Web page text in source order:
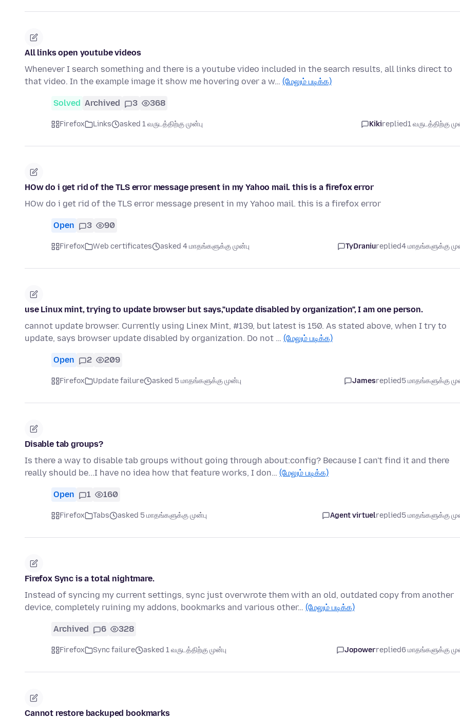
All links open youtube videos
Whenever I search something and there is a youtube video included in the search results, all links direct to
that video. In the example image it show me hovering over a w… (மேலும் படிக்க)
Solved Archived 3 368
Firefox Links asked 1 வருடத்திற்கு முன்பு Kikireplied1 வருடத்திற்கு
HOw do i get rid of the TLS error message present in my Yahoo mail. this is a firefox error
HOw do i get rid of the TLS error message present in my Yahoo mail. this is a firefox error
Open 3 90
Firefox Web certificates asked 4 மாதங்களுக்கு முன்பு TyDraniureplied4 மாதங்களுக்கு
use Linux mint, trying to update browser but says,"update disabled by organization", I am one person.
cannot update browser. Currently using Linex Mint, #139, but latest is 150. As stated above, when I try to
update, says browser update disabled by organization. Do not … (மேலும் படிக்க)
Open 2 209
Firefox Update failure asked 5 மாதங்களுக்கு முன்பு Jamesreplied5 மாதங்களுக்கு
Disable tab groups?
Is there a way to disable tab groups without going through about:config? Because I can't find it and there
really should be...I have no idea how that feature works, I don… (மேலும் படிக்க)
Open 1 160
Firefox Tabs asked 5 மாதங்களுக்கு முன்பு Agent virtuelreplied5 மாதங்களுக்கு
Firefox Sync is a total nightmare.
Instead of syncing my current settings, sync just overwrote them with an old, outdated copy from another
device, completely ruining my addons, bookmarks and various other… (மேலும் படிக்க)
Archived 6 328
Firefox Sync failure asked 1 வருடத்திற்கு முன்பு Jopowerreplied6 மாதங்களுக்கு
Cannot restore backuped bookmarks